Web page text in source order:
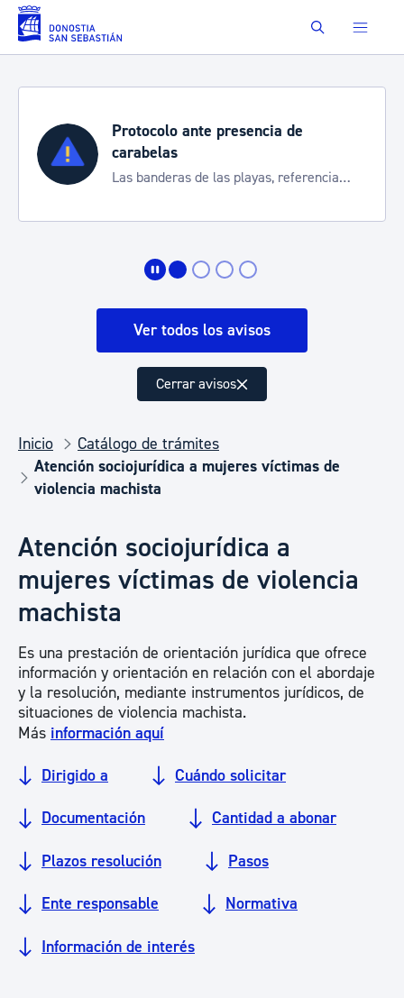
Saltar al contenido principal Buscar
de
playas, referencia
Semana Grande
Cortes de tráfico y
de transporte
Ver todos los avisos
Cerrar avisos
Inicio
Catálogo de trámites
Atención sociojurídica a mujeres víctimas de
violencia machista
Atención sociojurídica a
mujeres víctimas de violencia
machista
Es una prestación de orientación jurídica que ofrece
información y orientación en relación con el abordaje
y la resolución, mediante instrumentos jurídicos, de
situaciones de violencia machista.
Más información aquí
Dirigido a Cuándo solicitar
Documentación Cantidad a abonar
Plazos resolución Pasos
Ente responsable Normativa
Información de interés